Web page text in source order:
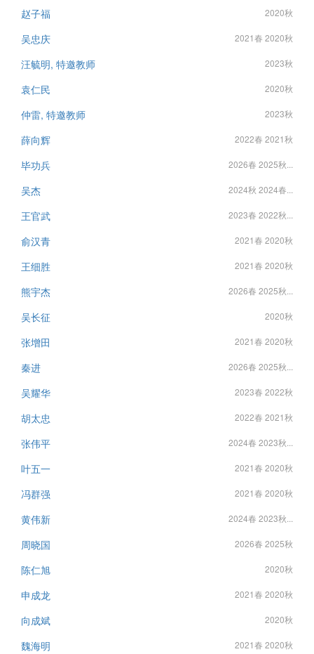
赵子福 2020秋
吴忠庆 2021春 2020秋
汪毓明, 特邀教师 2023秋
袁仁民 2020秋
仲雷, 特邀教师 2023秋
薛向辉 2022春 2021秋
毕功兵 2026春 2025秋...
吴杰 2024秋 2024春...
王官武 2023春 2022秋...
俞汉青 2021春 2020秋
王细胜 2021春 2020秋
熊宇杰 2026春 2025秋...
吴长征 2020秋
张增田 2021春 2020秋
秦进 2026春 2025秋...
吴耀华 2023春 2022秋
胡太忠 2022春 2021秋
张伟平 2024春 2023秋...
叶五一 2021春 2020秋
冯群强 2021春 2020秋
黄伟新 2024春 2023秋...
周晓国 2026春 2025秋
陈仁旭 2020秋
申成龙 2021春 2020秋
向成斌 2020秋
魏海明 2021春 2020秋